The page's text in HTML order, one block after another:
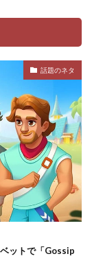
話題のネタ
ットで「Gossip